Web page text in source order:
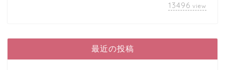
13496 view
最近の投稿